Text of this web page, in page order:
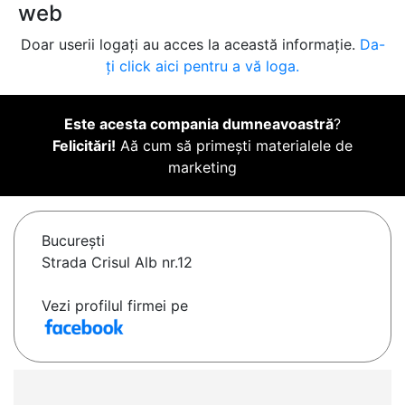
web
Doar userii logați au acces la această informație. Da-
ți click aici pentru a vă loga.
Este acesta compania dumneavoastră?
Felicitări! Aă cum să primești materialele de
marketing
Bucureşti
Strada Crisul Alb nr.12
Vezi profilul firmei pe